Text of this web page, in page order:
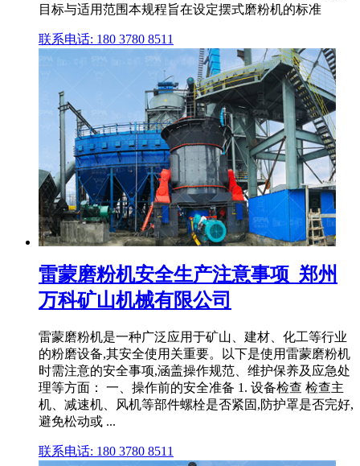
目标与适用范围本规程旨在设定摆式磨粉机的标准
联系电话: 180 3780 8511
雷蒙磨粉机安全生产注意事项_郑州
万科矿山机械有限公司
雷蒙磨粉机是一种广泛应用于矿山、建材、化工等行业
的粉磨设备,其安全使用关重要。以下是使用雷蒙磨粉机
时需注意的安全事项,涵盖操作规范、维护保养及应急处
理等方面： 一、操作前的安全准备 1. 设备检查 检查主
机、减速机、风机等部件螺栓是否紧固,防护罩是否完好,
避免松动或 ...
联系电话: 180 3780 8511